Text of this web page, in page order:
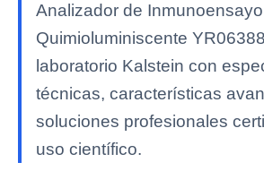
Analizador de Inmunoensayo
Quimioluminiscente
laboratorio Kalstein con
técnicas, características
soluciones profesionales
uso científico.